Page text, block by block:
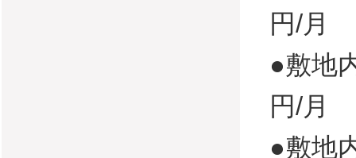
円/月
●敷地
円/月
●敷地